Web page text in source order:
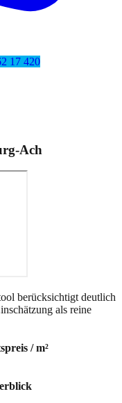
17 420
Ach
berücksichtigt deutlich
als reine
/ m²